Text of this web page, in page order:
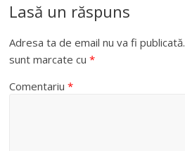
Lasă un răspuns
Adresa ta de email nu va fi publicată.
sunt marcate cu*
Comentariu*